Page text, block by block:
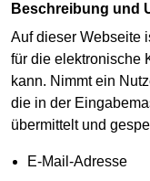
Beschreibung und
Auf dieser Webseite
für die elektronische
kann. Nimmt ein
die in der
übermittelt und
E-Mail-Adresse